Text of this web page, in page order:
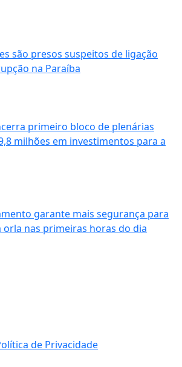
são presos suspeitos de ligação
na Paraíba
primeiro bloco de plenárias
milhões em investimentos para a
garante mais segurança para
nas primeiras horas do dia
de Privacidade